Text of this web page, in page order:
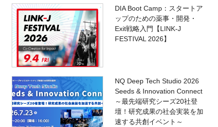
DIA Boot Camp：スタートア
ップのための薬事・開発・
Exit戦略入門【LINK-J
FESTIVAL 2026】
NQ Deep Tech Studio 2026
Seeds & Innovation Connect
～最先端研究シーズ20社登
壇！研究成果の社会実装を加
速する共創イベント～